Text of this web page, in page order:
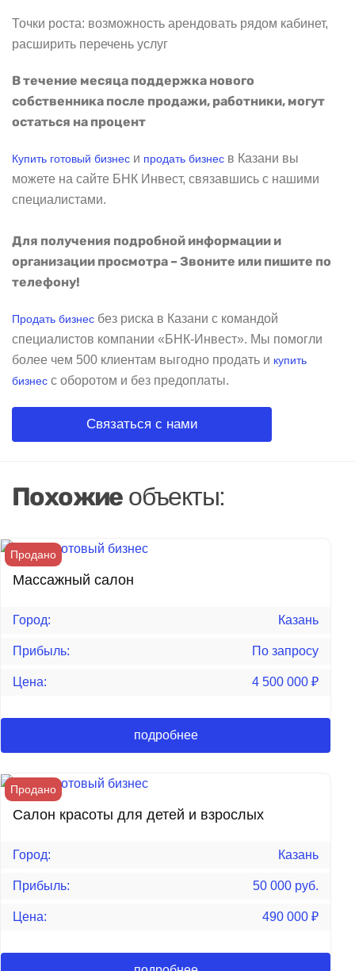
Точки роста: возможность арендовать рядом кабинет,
расширить перечень услуг
В течение месяца поддержка нового
собственника после продажи, работники, могут
остаться на процент
Купить готовый бизнес и продать бизнес в Казани вы
можете на сайте БНК Инвест, связавшись с нашими
специалистами.
Для получения подробной информации и
организации просмотра – Звоните или пишите по
телефону!
Продать бизнес без риска в Казани с командой
специалистов компании «БНК-Инвест». Мы помогли
более чем 500 клиентам выгодно продать и купить
бизнес с оборотом и без предоплаты.
Связаться с нами
Похожиеобъекты:
Продано
Массажный салон
Город: Казань
Прибыль: По запросу
Цена: 4 500 000 ₽
подробнее
Продано
Салон красоты для детей и взрослых
Город: Казань
Прибыль: 50 000 руб.
Цена: 490 000 ₽